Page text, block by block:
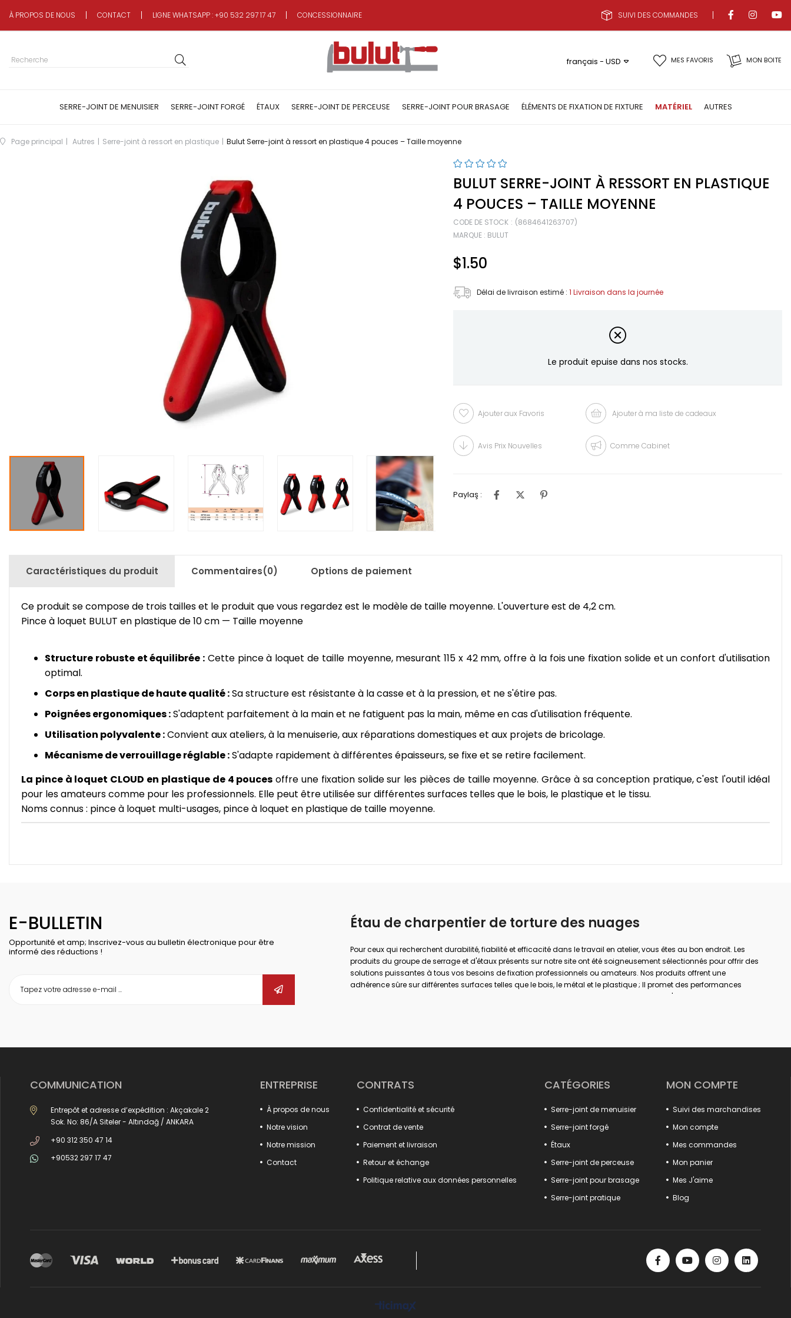
À PROPOS DE NOUS CONTACT LIGNE WHATSAPP : +90 532 297 17 47 CONCESSIONNAIRE SUIVI DES COMMANDES
MON BOITE
MES FAVORIS
français - USD
SERRE-JOINT DE MENUISIER SERRE-JOINT FORGÉ ÉTAUX SERRE-JOINT DE PERCEUSE SERRE-JOINT POUR BRASAGE ÉLÉMENTS DE FIXATION DE FIXTURE MATÉRIEL AUTRES
Page principal Autres Serre-joint à ressort en plastique Bulut Serre-joint à ressort en plastique 4 pouces – Taille moyenne
BULUT SERRE-JOINT À RESSORT EN PLASTIQUE
4 POUCES – TAILLE MOYENNE
CODE DE STOCK
(8684641263707)
MARQUE : BULUT
$1.50
Délai de livraison estimé : 1 Livraison dans la journée
Le produit epuise dans nos stocks.
Ajouter aux Favoris Ajouter à ma liste de cadeaux
Avis Prix Nouvelles Comme Cabinet
Paylaş :
Caractéristiques du produit Commentaires(0) Options de paiement
Ce produit se compose de trois tailles et le produit que vous regardez est le modèle de taille moyenne. L'ouverture est de 4,2 cm.
Pince à loquet BULUT en plastique de 10 cm — Taille moyenne
Structure robuste et équilibrée : Cette pince à loquet de taille moyenne, mesurant 115 x 42 mm, offre à la fois une fixation solide et un confort d'utilisation
optimal.
Corps en plastique de haute qualité :Sa structure est résistante à la casse et à la pression, et ne s'étire pas.
Poignées ergonomiques :S'adaptent parfaitement à la main et ne fatiguent pas la main, même en cas d'utilisation fréquente.
Utilisation polyvalente :Convient aux ateliers, à la menuiserie, aux réparations domestiques et aux projets de bricolage.
Mécanisme de verrouillage réglable :S'adapte rapidement à différentes épaisseurs, se fixe et se retire facilement.
La pince à loquet CLOUD en plastique de 4 pouces offre une fixation solide sur les pièces de taille moyenne. Grâce à sa conception pratique, c'est l'outil idéal
pour les amateurs comme pour les professionnels. Elle peut être utilisée sur différentes surfaces telles que le bois, le plastique et le tissu.
Noms connus : pince à loquet multi-usages, pince à loquet en plastique de taille moyenne.
E-BULLETIN
Opportunité et amp; Inscrivez-vous au bulletin électronique pour être
informé des réductions !
Étau de charpentier de torture des nuages
Pour ceux qui recherchent durabilité, fiabilité et efficacité dans le travail en atelier, vous êtes au bon endroit. Les
produits du groupe de serrage et d'étaux présents sur notre site ont été soigneusement sélectionnés pour offrir des
solutions puissantes à tous vos besoins de fixation professionnels ou amateurs. Nos produits offrent une
adhérence sûre sur différentes surfaces telles que le bois, le métal et le plastique ; Il promet des performances
maximales dans de nombreux domaines tels que la menuiserie, le soudage, le perçage, l'assemblage et la
type crochet, aux corps moulés durables et aux structures de mâchoires antidérapantes.
De plus, nos fixations de luminaires augmentent l'efficacité en assurant le positionnement sûr des pièces fixes
verrouillage de capot, s'intègrent parfaitement à votre système. Des modèles spéciaux tels que les tortures
pratiques à loquet et les broyeurs à marbre offrent des solutions spéciales aux besoins de différents secteurs.
Tout ce que vous cherchez pour augmenter la puissance de votre atelier est ici !
COMMUNICATION
Entrepôt et adresse d’expédition : Akçakale 2
Sok. No: 86/A Siteler - Altındağ / ANKARA
+90 312 350 47 14
+90532 297 17 47
ENTREPRISE
À propos de nous
Notre vision
Notre mission
Contact
CONTRATS
Confidentialité et sécurité
Contrat de vente
Paiement et livraison
Retour et échange
Politique relative aux données personnelles
CATÉGORIES
Serre-joint de menuisier
Serre-joint forgé
Étaux
Serre-joint de perceuse
Serre-joint pour brasage
Serre-joint pratique
MON COMPTE
Suivi des marchandises
Mon compte
Mes commandes
Mon panier
Mes J'aime
Blog